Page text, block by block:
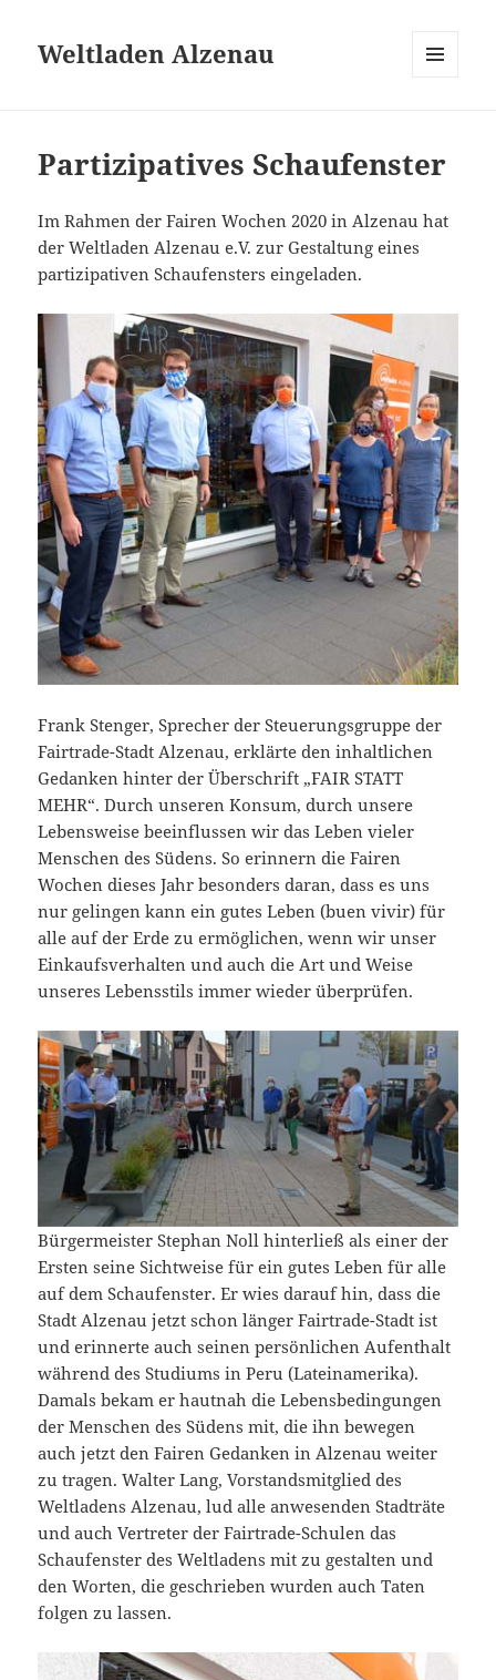
Weltladen Alzenau
Partizipatives Schaufenster
Im Rahmen der Fairen Wochen 2020 in Alzenau hat
der Weltladen Alzenau e.V. zur Gestaltung eines
partizipativen Schaufensters eingeladen.
Frank Stenger, Sprecher der Steuerungsgruppe der
Fairtrade-Stadt Alzenau, erklärte den inhaltlichen
Gedanken hinter der Überschrift „FAIR STATT
MEHR“. Durch unseren Konsum, durch unsere
Lebensweise beeinflussen wir das Leben vieler
Menschen des Südens. So erinnern die Fairen
Wochen dieses Jahr besonders daran, dass es uns
nur gelingen kann ein gutes Leben (buen vivir) für
alle auf der Erde zu ermöglichen, wenn wir unser
Einkaufsverhalten und auch die Art und Weise
unseres Lebensstils immer wieder überprüfen.
Bürgermeister Stephan Noll hinterließ als einer der
Ersten seine Sichtweise für ein gutes Leben für alle
auf dem Schaufenster. Er wies darauf hin, dass die
Stadt Alzenau jetzt schon länger Fairtrade-Stadt ist
und erinnerte auch seinen persönlichen Aufenthalt
während des Studiums in Peru (Lateinamerika).
Damals bekam er hautnah die Lebensbedingungen
der Menschen des Südens mit, die ihn bewegen
auch jetzt den Fairen Gedanken in Alzenau weiter
zu tragen. Walter Lang, Vorstandsmitglied des
Weltladens Alzenau, lud alle anwesenden Stadträte
und auch Vertreter der Fairtrade-Schulen das
Schaufenster des Weltladens mit zu gestalten und
den Worten, die geschrieben wurden auch Taten
folgen zu lassen.